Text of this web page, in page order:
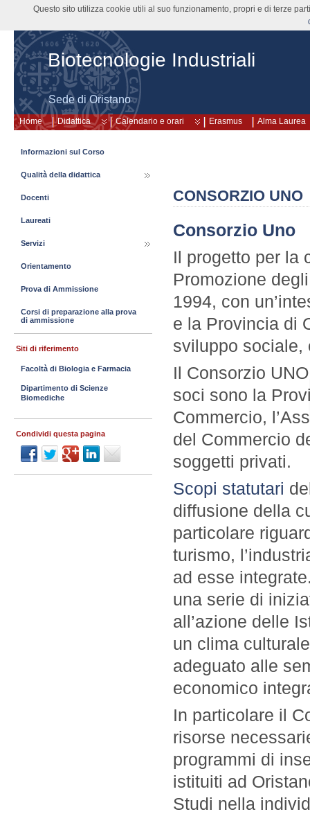
Biotecnologie Industriali
Sede di Oristano
Home Didattica Calendario e orari Erasmus Alma Laurea
CONSORZIO UNO
Consorzio Uno
Il progetto per la
Promozione
1994, con
e la Provincia di
sviluppo sociale,
Il Consorzio
soci sono la
Commercio,
del Commercio
soggetti privati.
Scopi statutari
diffusione della
particolare
turismo,
ad esse
una serie di
all’azione delle
un clima
adeguato alle
economico
In particolare il
risorse
programmi di
istituiti ad
Studi nella
Informazioni sul Corso
Qualità della didattica
Docenti
Laureati
Servizi
Orientamento
Prova di Ammissione
Corsi di preparazione alla prova
di ammissione
Siti di riferimento
Facoltà di Biologia e Farmacia
Dipartimento di Scienze
Biomediche
Condividi questa pagina
Questo sito utilizza cookie utili al suo funzionamento, propri e di terze